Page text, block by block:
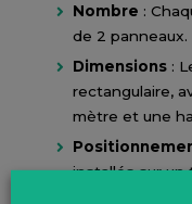
Nombre :
de 2 panneaux.
Dimensions :
rectangulaire,
mètre et une
installés sur un